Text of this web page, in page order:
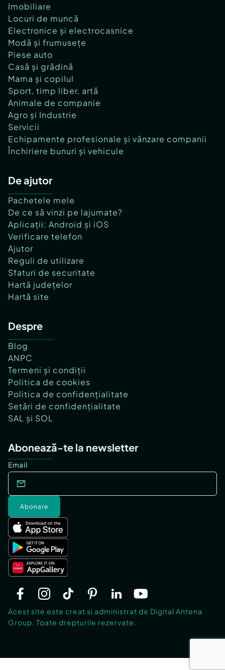
Imobiliare
Locuri de muncă
Electronice și electrocasnice
Modă și frumusețe
Piese auto
Casă și grădină
Mama și copilul
Sport, timp liber, artă
Animale de companie
Agro și Industrie
Servicii
Echipamente profesionale și vânzare companii
Închiriere bunuri și vehicule
De ajutor
Pachetele mele
De ce să vinzi pe lajumate?
Aplicații: Android și iOS
Verificare telefon
Ajutor
Reguli de utilizare
Sfaturi de securitate
Hartă județelor
Hartă site
Despre
Blog
ANPC
Termeni și condiții
Politica de cookies
Politica de confidențialitate
Setări de confidențialitate
SAL și SOL
Abonează-te la newsletter
Email
Abonare
Acest site este creat si administrat de Digital Antena
Group. Toate drepturile rezervate.